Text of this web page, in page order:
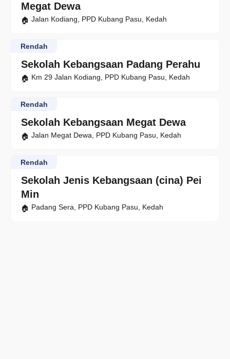
Megat Dewa
Jalan Kodiang, PPD Kubang Pasu, Kedah
Sekolah Kebangsaan Padang Perahu
Rendah
Km 29 Jalan Kodiang, PPD Kubang Pasu, Kedah
Sekolah Kebangsaan Megat Dewa
Rendah
Jalan Megat Dewa, PPD Kubang Pasu, Kedah
Sekolah Jenis Kebangsaan (cina) Pei
Min
Rendah
Padang Sera, PPD Kubang Pasu, Kedah